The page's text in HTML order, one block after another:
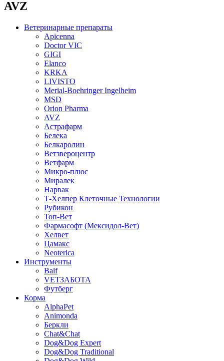
AVZ
Ветеринарные препараты
Apicenna
Doctor VIC
GIGI
Elanco
KRKA
LIVISTO
Merial-Boehringer Ingelheim
MSD
Orion Pharma
AVZ
Астрафарм
Белека
Белкаролин
Ветзвероцентр
Ветфарм
Микро-плюс
Миралек
Нарвак
Т-Хелпер Клеточные Технологии
Рубикон
Топ-Вет
Фармасофт (Мексидол-Вет)
Хелвет
Цамакс
Neoterica
Инструменты
Balf
VETЗАБОТА
Футберг
Корма
AlphaPet
Animonda
Беркли
Chat&Chat
Dog&Dog Expert
Dog&Dog Traditional